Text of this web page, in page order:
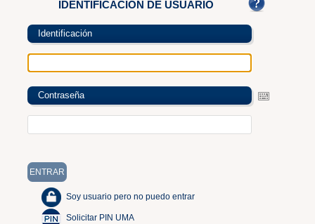
IDENTIFICACIÓN DE USUARIO
Identificación
Contraseña
Soy usuario pero no puedo entrar
Solicitar PIN UMA